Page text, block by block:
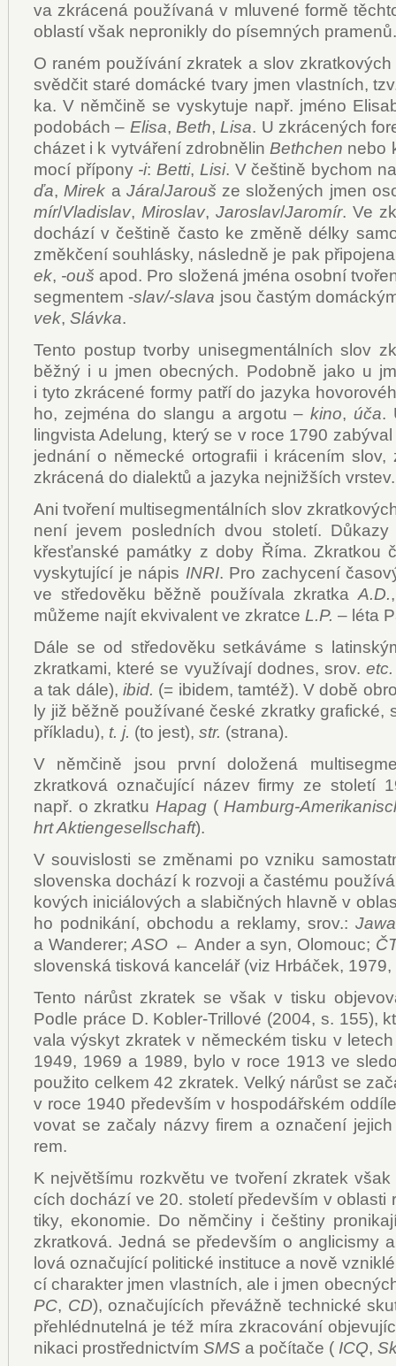
va zkrá­ce­ná po­u­ží­va­ná v mlu­ve­né for­mě
ob­las­tí však ne­pro­nik­ly do pí­sem­ných pra­me­nů.
O ra­ném po­u­ží­vá­ní zkra­tek a slov
svěd­čit sta­ré do­mác­ké tva­ry jmen vlast­ních,
ka. V něm­či­ně se vy­sky­tu­je např. jmé­no
po­do­bách – Eli­sa, Be­th, Li­sa. U zkrá­ce­ných
chá­zet i k vy­tvá­ře­ní zdrob­ně­lin Be­th­chen ne­bo
mo­cí pří­po­ny -i: Bet­ti, Li­si. V češ­ti­ně bychom
ďa, Mi­rek a Já­ra/Ja­rouš ze slo­že­ných jmen
mír/Vla­di­slav, Mi­roslav, Ja­ro­slav/Ja­ro­mír. Ve
do­chá­zí v češ­ti­ně čas­to ke změ­ně dél­ky
změk­če­ní sou­hlás­ky, ná­sled­ně je pak
ek, -ouš apod. Pro slo­že­ná jmé­na osob­ní
seg­men­tem -slav/-sla­va jsou čas­tým
vek, Sláv­ka.
Ten­to po­stup tvor­by uni­seg­men­tál­ních slov
běž­ný i u jmen obec­ných. Po­dob­ně ja­ko u
i ty­to zkrá­ce­né for­my pat­ří do ja­zy­ka
ho, zejmé­na do slan­gu a ar­go­tu –ki­no,úča.
lin­gvis­ta Ade­lung, kte­rý se v ro­ce 1790
jed­ná­ní o ně­mec­ké or­to­gra­fii i krá­ce­ním slov,
zkrá­ce­ná do di­a­lek­tů a ja­zy­ka nej­niž­ších vrs­tev.
Ani tvo­ře­ní mul­ti­seg­men­tál­ních slov
ne­ní je­vem po­sled­ních dvou sto­le­tí.
křes­ťan­ské pa­mát­ky z do­by Ří­ma. Zkrat­kou
vy­sky­tu­jí­cí je ná­pis INRI. Pro za­chy­ce­ní
ve stře­do­vě­ku běž­ně po­u­ží­va­la zkrat­ka A.D.
mů­že­me na­jít ekvi­va­lent ve zkrat­ce L.P. – lé­ta
Dá­le se od stře­do­vě­ku se­tká­vá­me s
zkrat­ka­mi, kte­ré se vy­u­ží­va­jí dodnes, srov.etc.
a tak dá­le), ibid. (= ibi­dem, tam­též). V do­bě
ly již běž­ně po­u­ží­va­né čes­ké zkrat­ky gra­fic­ké,
pří­kla­du), t. j. (to jest), str. (stra­na).
V něm­či­ně jsou prv­ní do­lo­že­ná
zkrat­ko­vá ozna­ču­jí­cí ná­zev fir­my ze sto­le­tí
např. o zkrat­ku Ha­pag ( Ham­burg-
hrt Ak­ti­en­ge­sell­schaft).
V sou­vis­los­ti se změ­na­mi po vzni­ku
slo­ven­ska do­chá­zí k roz­vo­ji a čas­té­mu
ko­vých ini­ci­á­lo­vých a sla­bič­ných hlav­ně v
ho pod­ni­ká­ní, ob­cho­du a re­kla­my, srov.: Ja­wa
a Wan­de­rer;ASO ← An­der a syn, Olo­mouc;
slo­ven­ská tis­ko­vá kan­ce­lář (viz Hr­bá­ček, 1979,
Ten­to ná­růst zkra­tek se však v tis­ku
Pod­le prá­ce D. Kob­ler-Trillo­vé (2004, s. 155),
va­la výskyt zkra­tek v ně­mec­kém tis­ku v
1949, 1969 a 1989, by­lo v ro­ce 1913 ve
po­u­ži­to cel­kem 42 zkra­tek. Vel­ký ná­růst se
v ro­ce 1940 pře­de­vším v hos­po­dář­ském
vo­vat se za­ča­ly ná­zvy fi­rem a ozna­če­ní
rem.
K nej­vět­ší­mu roz­kvě­tu ve tvo­ře­ní zkra­tek
cích do­chá­zí ve 20. sto­le­tí pře­de­vším v ob­las­ti
ti­ky, eko­no­mie. Do něm­či­ny i češ­ti­ny
zkrat­ko­vá. Jed­ná se pře­de­vším o an­g­li­cismy
lo­vá ozna­ču­jí­cí po­li­tic­ké in­sti­tu­ce a no­vě
cí cha­rak­ter jmen vlast­ních, ale i jmen
PC, CD), ozna­ču­jí­cích pře­váž­ně tech­nic­ké
pře­hléd­nu­tel­ná je též mí­ra zkra­co­vá­ní
ni­ka­ci pro­střed­nic­tvím SMS a po­čí­ta­če ( ICQ,